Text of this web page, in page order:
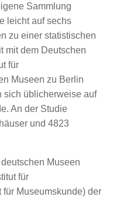
Sammlung
leicht auf sechs
zu einer statistischen
mit dem Deutschen
für
Museen zu Berlin
sich üblicherweise auf
An der Studie
und 4823
Museen
für
für Museumskunde) der